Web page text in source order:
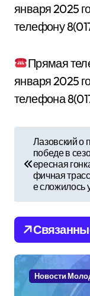
января 2025
телефону
Прямая
января 2025
телефона
и
г
а
ц
Лазовский о
победе в
ересная
фичная
е сложилось
Новости